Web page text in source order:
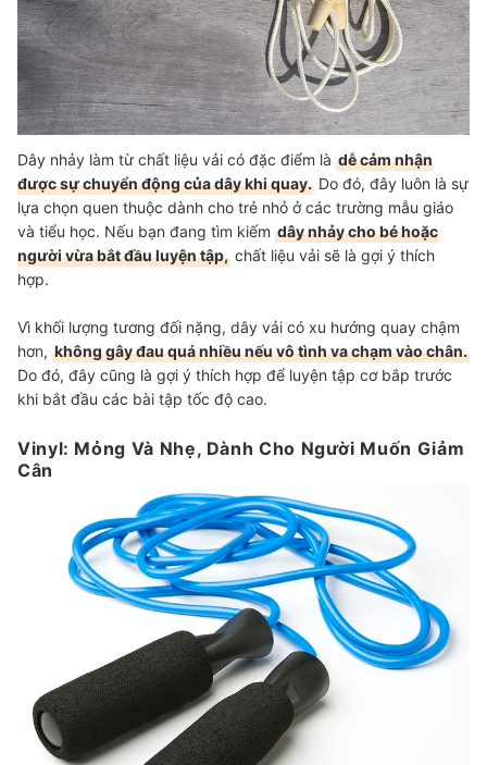
Dây nhảy làm từ chất liệu vải có đặc điểm là dễ cảm nhận
được sự chuyển động của dây khi quay. Do đó, đây luôn là sự
lựa chọn quen thuộc dành cho trẻ nhỏ ở các trường mẫu giáo
và tiểu học. Nếu bạn đang tìm kiếm dây nhảy cho bé hoặc
người vừa bắt đầu luyện tập, chất liệu vải sẽ là gợi ý thích
hợp.
Vì khối lượng tương đối nặng, dây vải có xu hướng quay chậm
hơn, không gây đau quá nhiều nếu vô tình va chạm vào chân.
Do đó, đây cũng là gợi ý thích hợp để luyện tập cơ bắp trước
khi bắt đầu các bài tập tốc độ cao.
Vinyl: Mỏng Và Nhẹ, Dành Cho Người Muốn Giảm
Cân